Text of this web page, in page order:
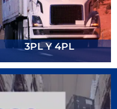
3PL Y 4PL